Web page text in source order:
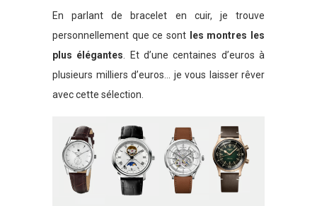
En parlant de bracelet en cuir, je trouve
personnellement que ce sont les montres les
plus élégantes . Et d’une centaines d’euros à
plusieurs milliers d’euros… je vous laisser rêver
avec cette sélection.